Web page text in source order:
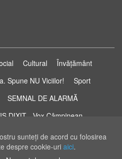
sunteţi de acord cu folosirea
despre cookie-uri aici.
Cultural
Învățământ
Spune NU Viciilor!
Sport
SEMNAL DE ALARMĂ
DIXIT - Vox Câmpinean
STUDIO ELECTORAL